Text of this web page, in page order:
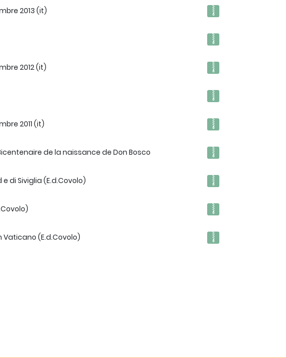
2013 (it)
2012 (it)
2011 (it)
de la naissance de Don Bosco
di Siviglia (E.d.Covolo)
(E.d.Covolo)